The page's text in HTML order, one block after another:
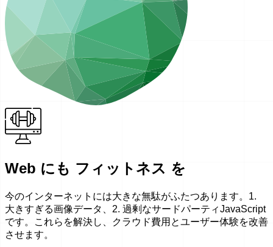
Web にも フィットネス を
今のインターネットには大きな無駄がふたつあります。1.
大きすぎる画像データ、2. 過剰なサードパーティJavaScript
です。これらを解決し、クラウド費用とユーザー体験を改善
させます。